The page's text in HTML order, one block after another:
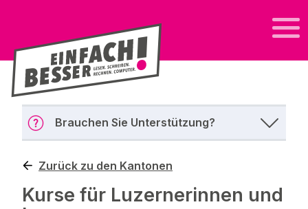
Brauchen Sie Unterstützung?
Zurück zu den Kantonen
Kurse für Luzernerinnen und